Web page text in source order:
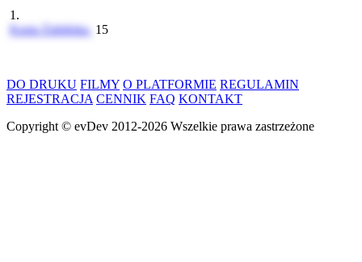
1.
Kasia Żabińska 15
DO DRUKU FILMY O PLATFORMIE REGULAMIN
REJESTRACJA CENNIK FAQ KONTAKT
Copyright © evDev 2012-2026 Wszelkie prawa zastrzeżone